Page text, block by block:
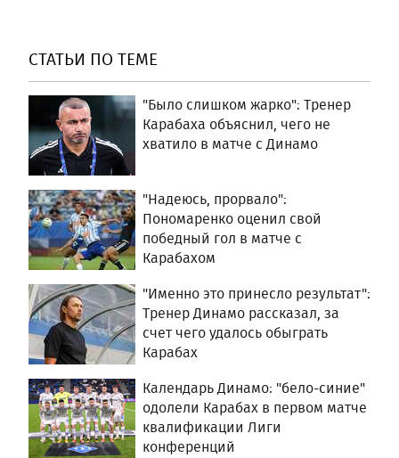
СТАТЬИ ПО ТЕМЕ
"Было слишком жарко": Тренер
Карабаха объяснил, чего не
хватило в матче с Динамо
"Надеюсь, прорвало":
Пономаренко оценил свой
победный гол в матче с
Карабахом
"Именно это принесло результат":
Тренер Динамо рассказал, за
счет чего удалось обыграть
Карабах
Календарь Динамо: "бело-синие"
одолели Карабах в первом матче
квалификации Лиги
конференций